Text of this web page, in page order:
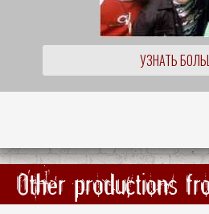
УЗНАТЬ
Other productions